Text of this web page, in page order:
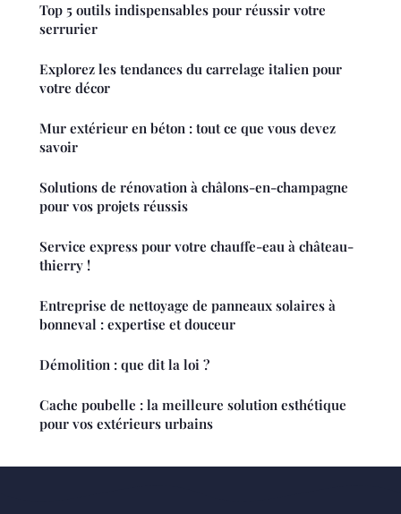
Top 5 outils indispensables pour réussir votre
serrurier
Explorez les tendances du carrelage italien pour
votre décor
Mur extérieur en béton : tout ce que vous devez
savoir
Solutions de rénovation à châlons-en-champagne
pour vos projets réussis
Service express pour votre chauffe-eau à château-
thierry !
Entreprise de nettoyage de panneaux solaires à
bonneval : expertise et douceur
Démolition : que dit la loi ?
Cache poubelle : la meilleure solution esthétique
pour vos extérieurs urbains